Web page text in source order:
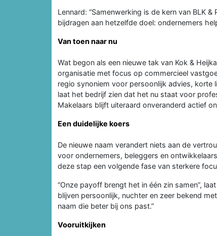
Lennard: “Samenwerking is de kern van BLK
bijdragen aan hetzelfde doel: ondernemers
Van toen naar nu
Wat begon als een nieuwe tak van Kok &
organisatie met focus op commercieel
regio synoniem voor persoonlijk advies, korte
laat het bedrijf zien dat het nu staat voor
Makelaars blijft uiteraard onveranderd actief
Een duidelijke koers
De nieuwe naam verandert niets aan de
voor ondernemers, beleggers en
deze stap een volgende fase van sterkere
“Onze payoff brengt het in één zin samen”,
blijven persoonlijk, nuchter en zeer bekend
naam die beter bij ons past.”
Vooruitkijken